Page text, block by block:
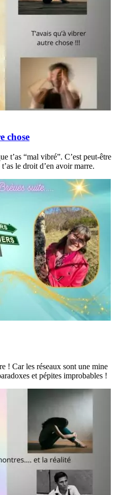
chose
t’as “mal vibré”. C’est peut-être
le droit d’en avoir marre.
! Car les réseaux sont une mine
et pépites improbables !